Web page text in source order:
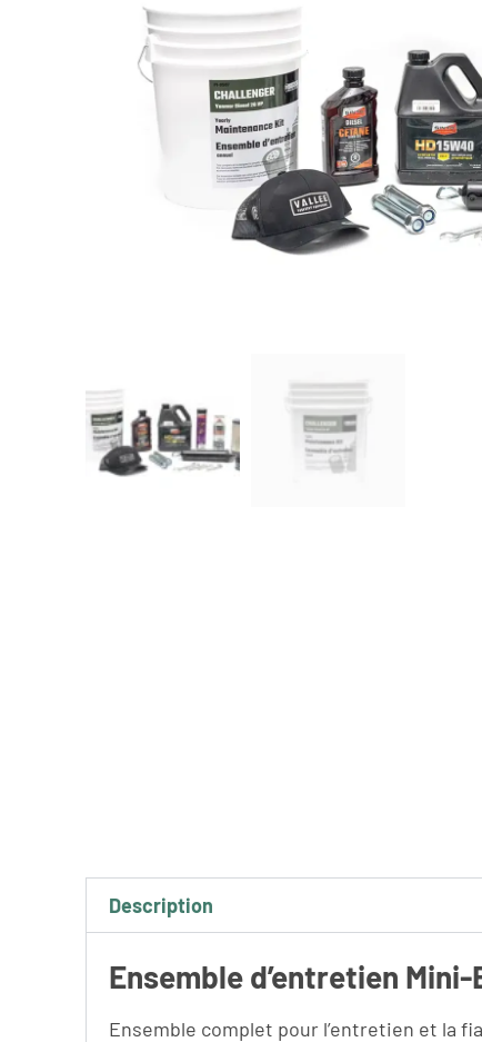
Description
Ensemble d’entretien
Ensemble complet pour l’entretien et la